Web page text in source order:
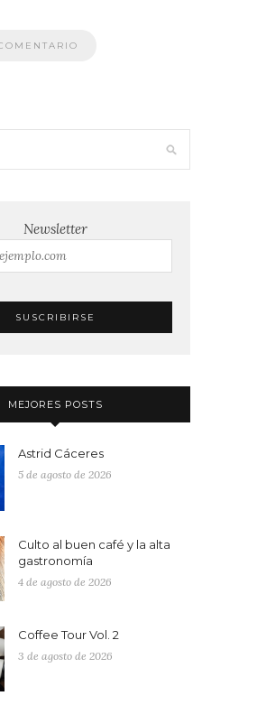
Newsletter
MEJORES POSTS
Astrid Cáceres
5 de agosto de 2026
Culto al buen café y la alta
gastronomía
4 de agosto de 2026
Coffee Tour Vol. 2
3 de agosto de 2026